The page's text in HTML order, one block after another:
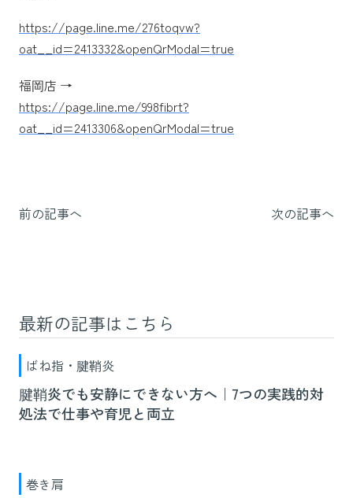
https://page.line.me/276toqvw?
oat__id=2413332&openQrModal=true
福岡店 →
https://page.line.me/998fibrt?
oat__id=2413306&openQrModal=true
前の記事へ 次の記事へ
最新の記事はこちら
ばね指・腱鞘炎
腱鞘炎でも安静にできない方へ｜7つの実践的対
処法で仕事や育児と両立
巻き肩